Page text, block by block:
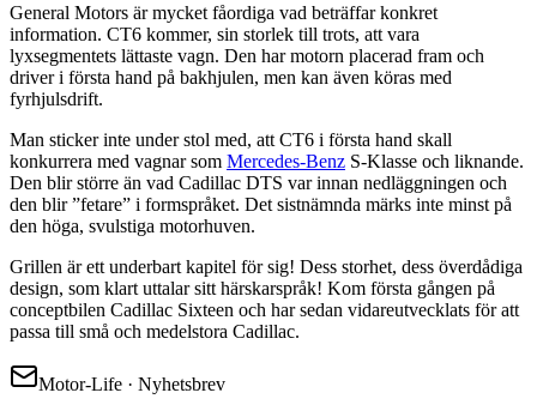
General Motors är mycket fåordiga vad beträffar konkret
information. CT6 kommer, sin storlek till trots, att vara
lyxsegmentets lättaste vagn. Den har motorn placerad fram och
driver i första hand på bakhjulen, men kan även köras med
fyrhjulsdrift.
Man sticker inte under stol med, att CT6 i första hand skall
konkurrera med vagnar som Mercedes-Benz S-Klasse och liknande.
Den blir större än vad Cadillac DTS var innan nedläggningen och
den blir ”fetare” i formspråket. Det sistnämnda märks inte minst på
den höga, svulstiga motorhuven.
Grillen är ett underbart kapitel för sig! Dess storhet, dess överdådiga
design, som klart uttalar sitt härskarspråk! Kom första gången på
conceptbilen Cadillac Sixteen och har sedan vidareutvecklats för att
passa till små och medelstora Cadillac.
Motor-Life · Nyhetsbrev